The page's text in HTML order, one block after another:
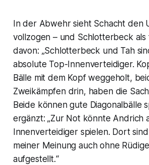
In der Abwehr sieht Schacht den
vollzogen – und Schlotterbeck als
davon: „Schlotterbeck und Tah
absolute Top-Innenverteidiger.
Bälle mit dem Kopf weggeholt,
Zweikämpfen drin, haben die
Beide können gute Diagonalbälle
ergänzt: „Zur Not könnte Andrich
Innenverteidiger spielen. Dort
meiner Meinung auch ohne
aufgestellt.“